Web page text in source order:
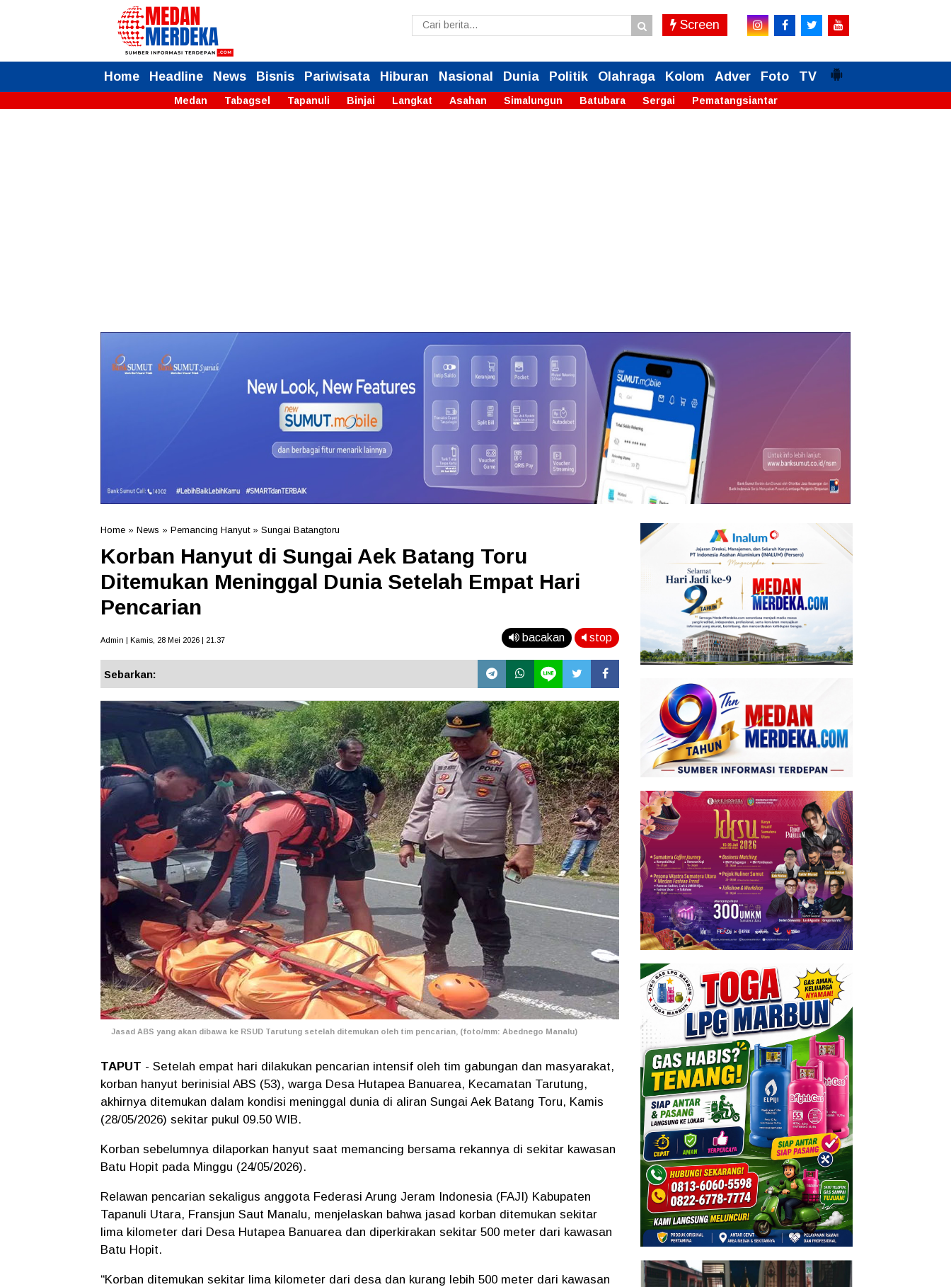
Screen
Home Headline News Bisnis Pariwisata Hiburan Nasional Dunia Politik Olahraga Kolom Adver Foto TV
Medan Tabagsel Tapanuli Binjai Langkat Asahan Simalungun Batubara Sergai Pematangsiantar
Home » News » Pemancing Hanyut» Sungai Batangtoru
Korban Hanyut di Sungai Aek Batang Toru
Ditemukan Meninggal Dunia Setelah Empat Hari
Pencarian
Admin | Kamis, 28 Mei 2026 | 21.37 bacakan stop
Sebarkan:
Jasad ABS yang akan dibawa ke RSUD Tarutung setelah ditemukan oleh tim pencarian, (foto/mm: Abednego Manalu)
TAPUT - Setelah empat hari dilakukan pencarian intensif oleh tim gabungan dan masyarakat,
korban hanyut berinisial ABS (53), warga Desa Hutapea Banuarea, Kecamatan Tarutung,
akhirnya ditemukan dalam kondisi meninggal dunia di aliran Sungai Aek Batang Toru, Kamis
(28/05/2026) sekitar pukul 09.50 WIB.
Korban sebelumnya dilaporkan hanyut saat memancing bersama rekannya di sekitar kawasan
Batu Hopit pada Minggu (24/05/2026).
Relawan pencarian sekaligus anggota Federasi Arung Jeram Indonesia (FAJI) Kabupaten
Tapanuli Utara, Fransjun Saut Manalu, menjelaskan bahwa jasad korban ditemukan sekitar
lima kilometer dari Desa Hutapea Banuarea dan diperkirakan sekitar 500 meter dari kawasan
Batu Hopit.
“Korban ditemukan sekitar lima kilometer dari desa dan kurang lebih 500 meter dari kawasan